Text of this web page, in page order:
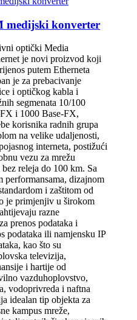
medijski konverter
optički Media
je novi proizvod koji
putem Etherneta
je za prebacivanje
i optičkog kabla i
segmenata 10/100
i 1000 Base-FX,
korisnika radnih grupa
na velike udaljenosti,
interneta, postižući
vezu za mrežu
releja do 100 km. Sa
performansama, dizajnom
i zaštitom od
je primjenjiv u širokom
razne
prenos podataka i
podataka ili namjensku IP
kao što su
televizija,
i hartije od
vazduhoplovstvo,
vodoprivreda i naftna
idealan tip objekta za
kampus mreže,